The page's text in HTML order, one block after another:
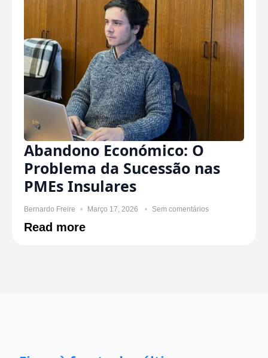
Abandono Económico: O
Problema da Sucessão nas
PMEs Insulares
Bernardo Freire Março 17, 2026 Sem comentários
Read more